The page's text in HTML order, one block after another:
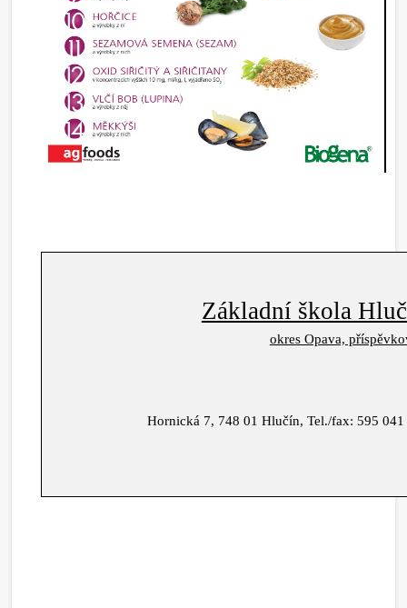
Základní škola
okres Opava,
Hornická 7, 748 01 Hlučín, Tel./fax: 595